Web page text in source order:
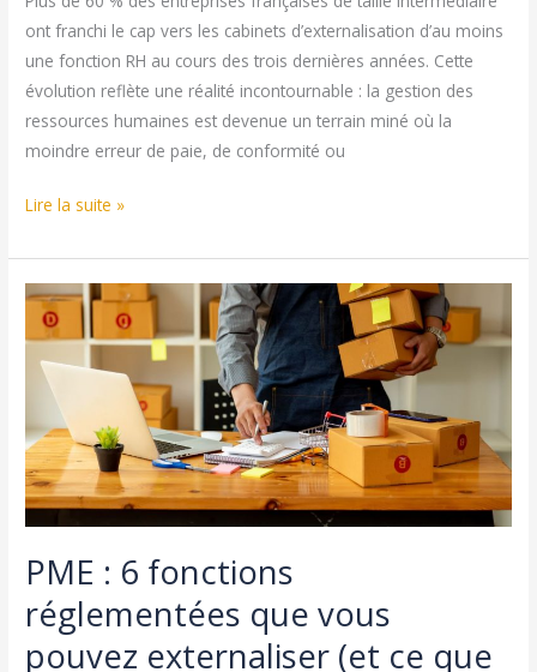
en
2026
ont franchi le cap vers les cabinets d’externalisation d’au moins
une fonction RH au cours des trois dernières années. Cette
évolution reflète une réalité incontournable : la gestion des
ressources humaines est devenue un terrain miné où la
moindre erreur de paie, de conformité ou
Les
meilleurs
cabinets
d’externalisation
les
RH
Lire la suite »
PME : 6 fonctions
réglementées que vous
pouvez externaliser (et ce que